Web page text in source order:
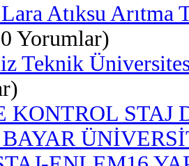
Atıksu
Yorumlar)
Teknik
KONTROL STAJ